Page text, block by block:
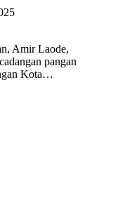
Amir Laode,
pangan
Kota…